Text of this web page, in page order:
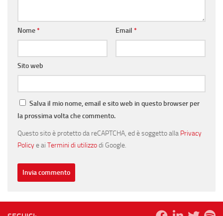
Nome* Email *
Sito web
Salva il mio nome, email e sito web in questo browser per
la prossima volta che commento.
Questo sito è protetto da reCAPTCHA, ed è soggetto alla Privacy
Policye ai Termini di utilizzodi Google.